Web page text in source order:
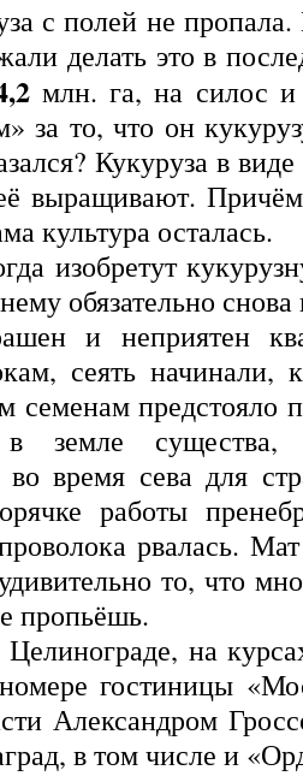
с полей не
делать это в
млн. га, на силос
за то, что он
Кукуруза в
выращивают.
культура осталась.
изобретут
обязательно снова
и неприятен
сеять
семенам предстояло
земле существа,
во время сева для
работы
рвалась.
то, что
пропьёшь.
на
гостиницы
Александром
в том числе и